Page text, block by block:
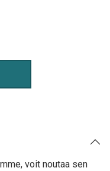
voit noutaa sen